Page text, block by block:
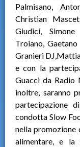
Palmisano,
Christian
Giudici,
Troiano,
Granieri
e con la
Guacci da Radio
inoltre, saranno
partecipazione
condotta Slow
nella
alimentare, e